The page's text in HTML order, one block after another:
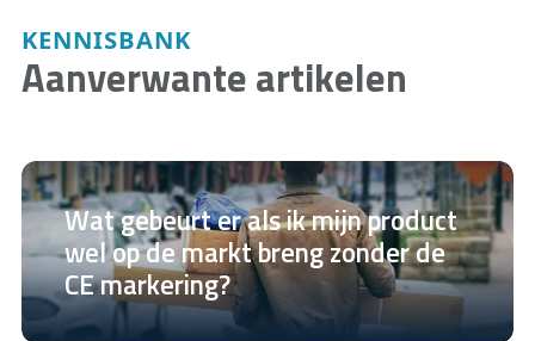
KENNISBANK
Aanverwante artikelen
Wat gebeurt er als ik mijn product
wel op de markt breng zonder de
CE markering?